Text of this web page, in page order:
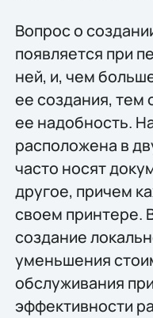
Вопрос о
появляется при
ней, и, чем
ее создания, тем
ее надобность.
расположена в
часто носят
другое, причем
своем принтере.
создание
уменьшения
обслуживания
эффективности